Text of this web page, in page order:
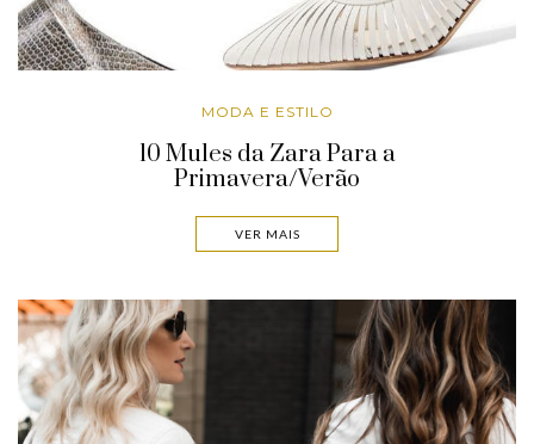
MODA E ESTILO
10 Mules da Zara Para a
Primavera/Verão
VER MAIS